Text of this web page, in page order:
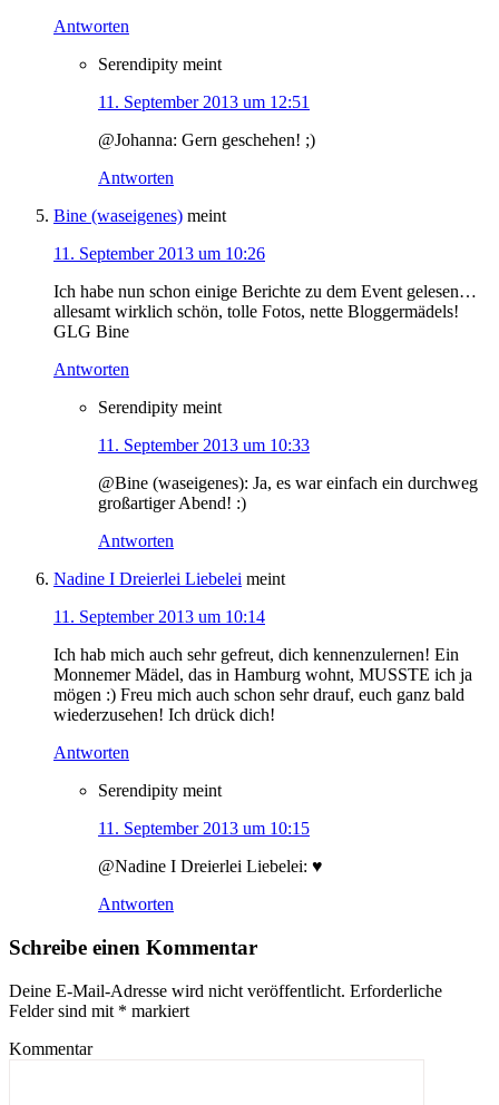
Antworten
Serendipity meint
11. September 2013 um 12:51
@Johanna: Gern geschehen! ;)
Antworten
Bine (waseigenes) meint
11. September 2013 um 10:26
Ich habe nun schon einige Berichte zu dem Event gelesen…
allesamt wirklich schön, tolle Fotos, nette Bloggermädels!
GLG Bine
Antworten
Serendipity meint
11. September 2013 um 10:33
@Bine (waseigenes): Ja, es war einfach ein durchweg
großartiger Abend! :)
Antworten
Nadine I Dreierlei Liebelei meint
11. September 2013 um 10:14
Ich hab mich auch sehr gefreut, dich kennenzulernen! Ein
Monnemer Mädel, das in Hamburg wohnt, MUSSTE ich ja
mögen :) Freu mich auch schon sehr drauf, euch ganz bald
wiederzusehen! Ich drück dich!
Antworten
Serendipity meint
11. September 2013 um 10:15
@Nadine I Dreierlei Liebelei: ♥
Antworten
Schreibe einen Kommentar
Deine E-Mail-Adresse wird nicht veröffentlicht. Erforderliche
Felder sind mit * markiert
Kommentar